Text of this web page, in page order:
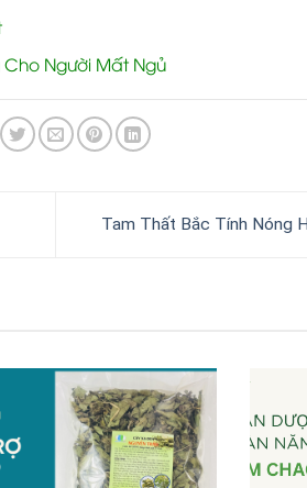
Cho Người Mất Ngủ
Tam Thất Bắc Tính Nóng